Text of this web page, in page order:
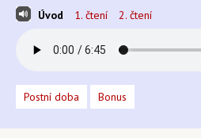
Úvod 1. čtení 2. čtení
Postní doba Bonus